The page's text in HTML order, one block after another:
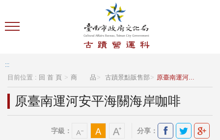
:::
目前位置 : 回 首 頁 商 品 古蹟景點販售部 原臺南運河...
原臺南運河安平海關海岸咖啡
字級： 分享：